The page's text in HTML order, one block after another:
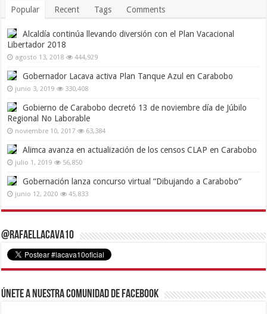
Popular Recent Tags Comments
Alcaldía continúa llevando diversión con el Plan Vacacional
Libertador 2018
agosto 13, 2018 444,929
Gobernador Lacava activa Plan Tanque Azul en Carabobo
junio 3, 2019 330,408
Gobierno de Carabobo decretó 13 de noviembre día de Júbilo
Regional No Laborable
noviembre 10, 2017 63,384
Alimca avanza en actualización de los censos CLAP en Carabobo
julio 1, 2019 56,850
Gobernación lanza concurso virtual “Dibujando a Carabobo”
junio 12, 2020 45,833
@RafaelLacava10
Únete a nuestra comunidad de Facebook